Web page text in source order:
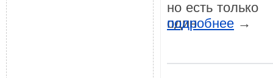
подробнее →